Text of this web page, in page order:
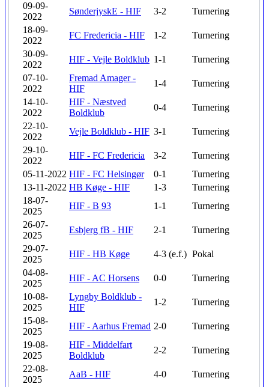
09-09-
2022
SønderjyskE - HIF 3-2
Turnering
18-09-
2022
FC Fredericia - HIF 1-2
Turnering
30-09-
2022
HIF - Vejle Boldklub 1-1
Turnering
07-10-
2022
Fremad Amager -
HIF
1-4
Turnering
14-10-
2022
HIF - Næstved
Boldklub
0-4
Turnering
22-10-
2022
Vejle Boldklub - HIF 3-1
Turnering
29-10-
2022
HIF - FC Fredericia 3-2
Turnering
05-11-2022 HIF - FC Helsingør 0-1
Turnering
13-11-2022 HB Køge - HIF 1-3
Turnering
18-07-
2025
HIF - B 93 1-1
Turnering
26-07-
2025
Esbjerg fB - HIF 2-1
Turnering
29-07-
2025
HIF - HB Køge 4-3 (e.f.) Pokal
04-08-
2025
HIF - AC Horsens 0-0
Turnering
10-08-
2025
Lyngby Boldklub -
HIF
1-2
Turnering
15-08-
2025
HIF - Aarhus Fremad 2-0
Turnering
19-08-
2025
HIF - Middelfart
Boldklub
2-2
Turnering
22-08-
2025
AaB - HIF 4-0
Turnering